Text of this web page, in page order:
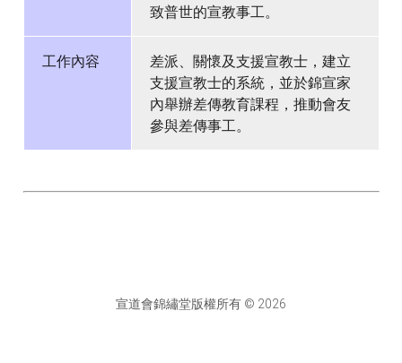
致普世的宣教事工。
工作內容
差派、關懷及支援宣教士，建立
支援宣教士的系統，並於錦宣家
內舉辦差傳教育課程，推動會友
參與差傳事工。
宣道會錦繡堂版權所有 © 2026